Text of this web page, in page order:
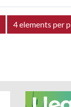
4 elements per